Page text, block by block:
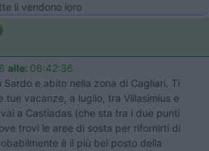
li vendono loro
alle: 06:42:36
Sardo e abito nella zona di Cagliari. Ti
tue vacanze, a luglio, tra Villasimius e
a Castiadas (che sta tra i due punti
trovi le aree di sosta per rifornirti di
è il più bel posto della